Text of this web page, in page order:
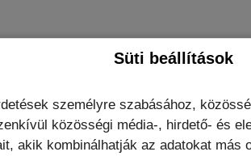
Süti beállítások
személyre szabásához,
közösségi média-, hirdető- és
akik kombinálhatják az adatokat